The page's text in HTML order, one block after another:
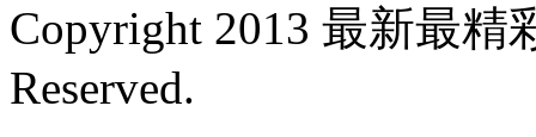
Copyright 2013 最新最
Reserved.